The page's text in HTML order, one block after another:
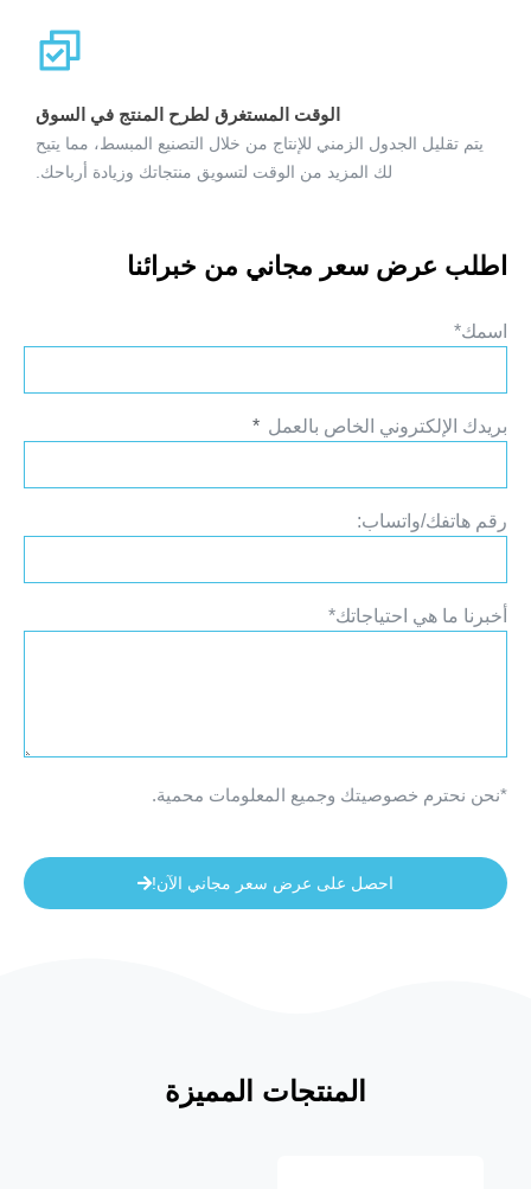
الوقت المستغرق لطرح المنتج في السوق
يتم تقليل الجدول الزمني للإنتاج من خلال التصنيع المبسط، مما يتيح
لك المزيد من الوقت لتسويق منتجاتك وزيادة أرباحك.
اطلب عرض سعر مجاني من خبرائنا
اسمك*
بريدك الإلكتروني الخاص بالعمل
رقم هاتفك/واتساب:
أخبرنا ما هي احتياجاتك*
*نحن نحترم خصوصيتك وجميع المعلومات محمية.
احصل على عرض سعر مجاني الآن!
المنتجات المميزة